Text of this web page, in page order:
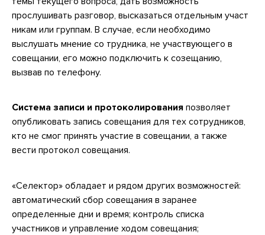
прослушивать разговор, высказаться отдельным участ
никам или группам. В случае, если необходимо
выслушать мнение со трудника, не участвующего в
совещании, его можно подключить к созещанию,
вызвав по телефону.
Система записи и протоколирования позволяет
опубликовать запись совещания для тех сотрудников,
кто не смог принять участие в совещании, а также
вести протокол совещания.
«Селектор» обладает и рядом других возможностей:
автоматический сбор совещания в заранее
определенные дни и время; контроль списка
участников и управление ходом совещания;